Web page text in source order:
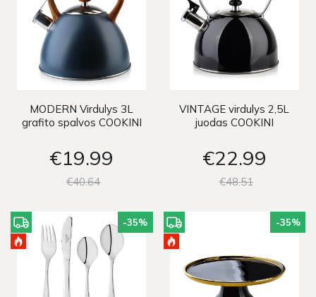
MODERN Virdulys 3L
grafito spalvos COOKINI
€19 99
€4064
VINTAGE virdulys 2,5L
juodas COOKINI
€22 99
€4851
-35% -35%